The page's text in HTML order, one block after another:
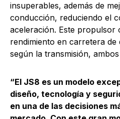
insuperables, además de
conducción, reduciendo el
aceleración. Este propulsor
rendimiento en carretera de
según la transmisión,
“El JS8 es un modelo
diseño, tecnología y
en una de las decisiones